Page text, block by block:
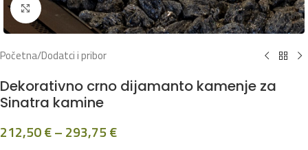
Klikni za povećanje
Početna/Dodatci i pribor
Dekorativno crno dijamanto kamenje za
Sinatra kamine
212,50€– 293,75 €